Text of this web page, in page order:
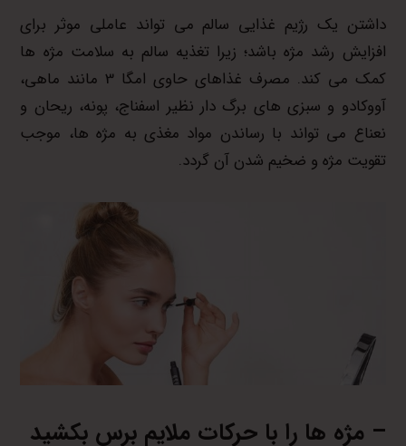
داشتن یک رژیم غذایی سالم می تواند عاملی موثر برای
افزایش رشد مژه باشد؛ زیرا تغذیه سالم به سلامت مژه ها
کمک می کند. مصرف غذاهای حاوی امگا 3 مانند ماهی،
آووکادو و سبزی های برگ دار نظیر اسفناج، پونه، ریحان و
نعناع می تواند با رساندن مواد مغذی به مژه ها، موجب
تقویت مژه و ضخیم شدن آن گردد.
– مژه ها را با حرکات ملایم برس بکشید